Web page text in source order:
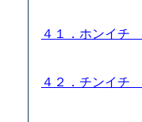
４１．ホンイチ
４２．チンイチ